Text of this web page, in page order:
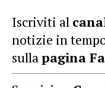
Iscriviti al
notizie in
sullapagina